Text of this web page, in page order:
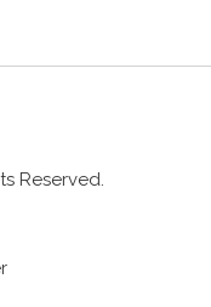
Reserved.